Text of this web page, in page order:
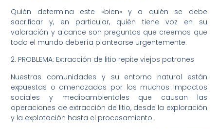
Quién determina este «bien» y a quién se debe
sacrificar y, en particular, quién tiene voz en su
valoración y alcance son preguntas que creemos que
todo el mundo debería plantearse urgentemente.
2. PROBLEMA: Extracción de litio repite viejos patrones
Nuestras comunidades y su entorno natural están
expuestas o amenazadas por los muchos impactos
sociales y medioambientales que causan las
operaciones de extracción de litio, desde la exploración
y la explotación hasta el procesamiento.